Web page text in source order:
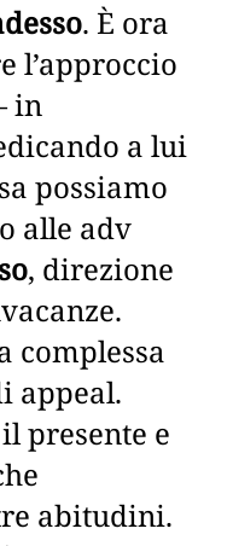
. È ora
l’approccio
in
a lui
possiamo
alle adv
, direzione
complessa
appeal.
presente e
abitudini.